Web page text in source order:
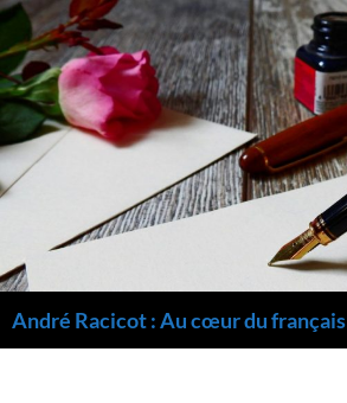
André Racicot : Au cœur du français